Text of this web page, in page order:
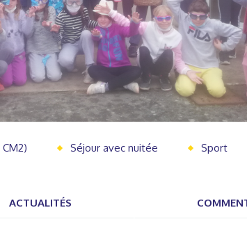
Séjour avec nuitée Sport
ACTUALITÉS